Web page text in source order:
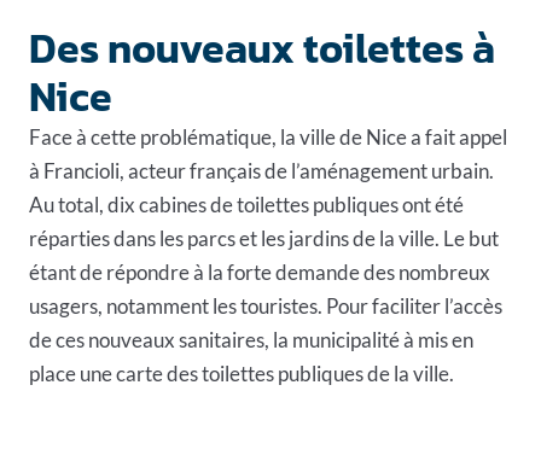
Des nouveaux toilettes à
Nice
Face à cette problématique, la ville de Nice a fait appel
à Francioli, acteur français de l’aménagement urbain.
Au total, dix cabines de toilettes publiques ont été
réparties dans les parcs et les jardins de la ville. Le but
étant de répondre à la forte demande des nombreux
usagers, notamment les touristes. Pour faciliter l’accès
de ces nouveaux sanitaires, la municipalité à mis en
place une carte des toilettes publiques de la ville.